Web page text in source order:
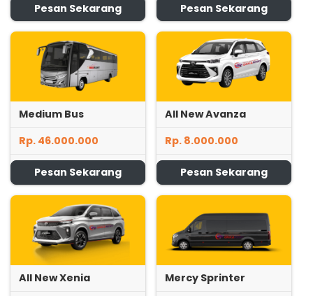
Pesan Sekarang Pesan Sekarang
Medium Bus
Rp. 46.000.000
Pesan Sekarang
All New Avanza
Rp. 8.000.000
Pesan Sekarang
All New Xenia
Mercy Sprinter